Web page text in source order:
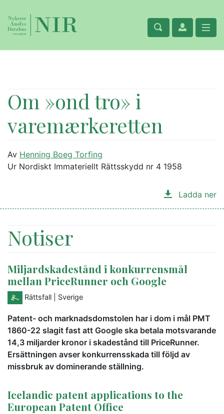
Om »ond tro» i
varemærkeretten
Av Henning Boeg Torfing
Ur Nordiskt Immateriellt Rättsskydd nr 4 1958
Ladda ner
Notiser
Miljardskadestånd i konkurrensmål
mellan PriceRunner och Google
Rättsfall | Sverige
Patent- och marknadsdomstolen har i dom i mål PMT
1860-22 slagit fast att Google ska betala motsvarande
14,3 miljarder kronor i skadestånd till PriceRunner.
Ersättningen avser konkurrensskada till följd av
missbruk av dominerande ställning.
Icelandic patent applications to the
European Patent Office